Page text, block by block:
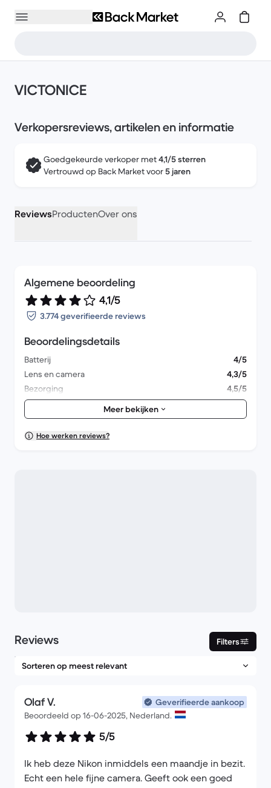
VICTONICE
Verkopersreviews, artikelen en informatie
Goedgekeurde verkoper met4,1/5 sterren
Vertrouwd op Back Market voor5 jaren
ReviewsProductenOver ons
Algemene beoordeling
4,1/5
3.774 geverifieerde reviews
Beoordelingsdetails
Batterij
4/5
Lens en camera
4,3/5
Bezorging
4,5/5
Accessoires
3,9/5
Verpakking
4,2/5
Algemene prestaties
Meer bekijken
Hoe werken reviews?
Reviews Filters
Olaf V.
Geverifieerde aankoop
Beoordeeld op 16-06-2025, Nederland.
5/5
Ik heb deze Nikon inmiddels een maandje in bezit.
Echt een hele fijne camera. Geeft ook een goed